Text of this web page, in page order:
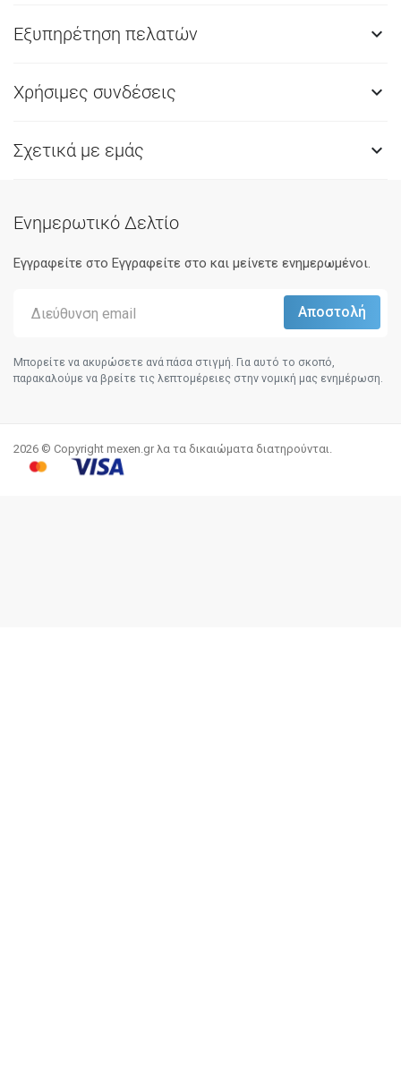
Εξυπηρέτηση πελατών 
Χρήσιμες συνδέσεις 
Σχετικά με εμάς 
Ενημερωτικό Δελτίο
Εγγραφείτε στο Eγγραφείτε στο και μείνετε ενημερωμένοι.
Μπορείτε να ακυρώσετε ανά πάσα στιγμή. Για αυτό το σκοπό,
παρακαλούμε να βρείτε τις λεπτομέρειες στην νομική μας ενημέρωση.
2026 © Copyright mexen.gr λα τα δικαιώματα διατηρούνται.